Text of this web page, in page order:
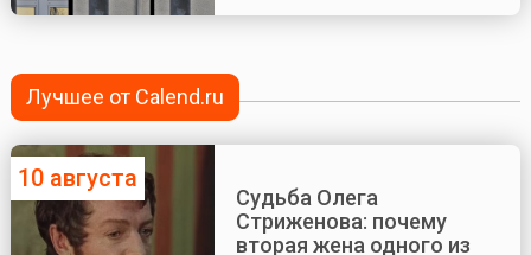
Лучшее от Calend.ru
10 августа
Судьба Олега
Стриженова: почему
вторая жена одного из